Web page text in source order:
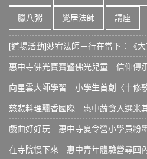
臘八粥 覺居法師 講座
[道場活動]妙宥法師－行在當下：《
惠中寺佛光寶寶暨佛光兒童 信仰傳
向星雲大師學習 小學生首創〈十修
慈悲料理飄香國際 惠中蔬食入選米
戲曲好好玩 惠中寺夏令營小學員粉
在寺院慢下來 惠中青年體驗營尋回